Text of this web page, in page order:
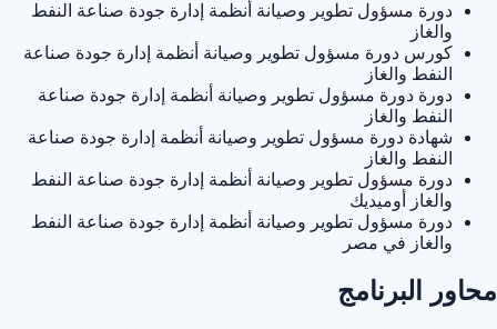
دورة مسؤول تطوير وصيانة أنظمة إدارة جودة صناعة النفط
والغاز
كورس دورة مسؤول تطوير وصيانة أنظمة إدارة جودة صناعة
النفط والغاز
دورة دورة مسؤول تطوير وصيانة أنظمة إدارة جودة صناعة
النفط والغاز
شهادة دورة مسؤول تطوير وصيانة أنظمة إدارة جودة صناعة
النفط والغاز
دورة مسؤول تطوير وصيانة أنظمة إدارة جودة صناعة النفط
والغاز أوميديك
دورة مسؤول تطوير وصيانة أنظمة إدارة جودة صناعة النفط
والغاز في مصر
محاور البرنامج